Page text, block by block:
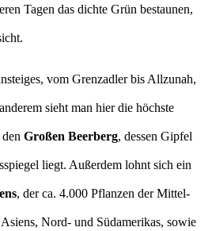
Tagen das dichte Grün bestaunen,
vom Grenzadler bis Allzunah,
sieht man hier die höchste
Großen Beerberg, dessen Gipfel
liegt. Außerdem lohnt sich ein
, der ca. 4.000 Pflanzen der Mittel-
Nord- und Südamerikas, sowie